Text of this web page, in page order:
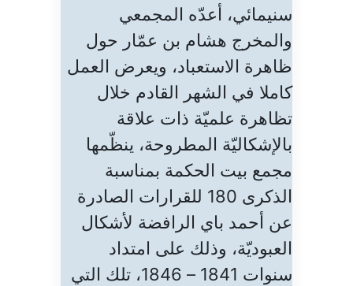
سنيمائي، أعدّه المجمعي
والمخرج هشام بن عمّار حول
ظاهرة الاستعباد، ويعرض العمل
كاملا في الشهر القادم خلال
تظاهرة علميّة ذات علاقة
بالإشكاليّة المطروحة، ينظّمها
مجمع بيت الحكمة بمناسبة
الذكرى 180 للقرارات الصادرة
عن أحمد باي الرافضة لأشكال
العبوديّة، وذلك على امتداد
سنوات 1841 – 1846، تلك التي